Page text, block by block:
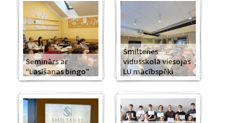
Seminārs ar
“Lasīšanas bingo”
Smiltenes
vidusskolā viesojas
LU mācībspēki